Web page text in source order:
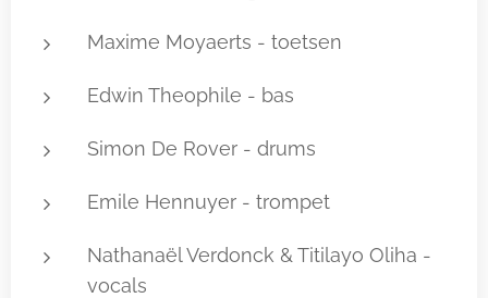
Maxime Moyaerts - toetsen
Edwin Theophile - bas
Simon De Rover - drums
Emile Hennuyer - trompet
Nathanaël Verdonck & Titilayo Oliha -
vocals